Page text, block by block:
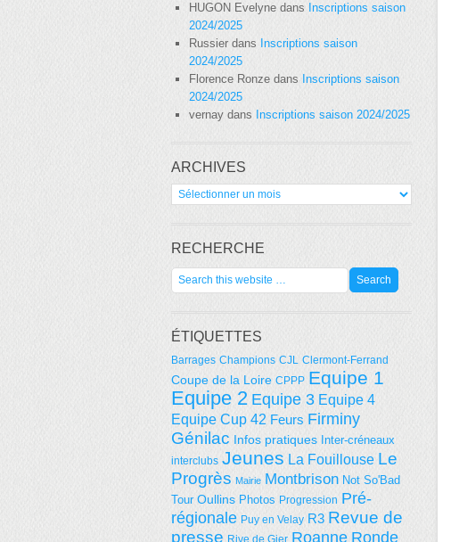
HUGON Evelyne dans
Inscriptions saison
2024/2025
Russier dans Inscriptions saison
2024/2025
Florence Ronze dans Inscriptions saison
2024/2025
vernay dans Inscriptions saison 2024/2025
ARCHIVES
Archives
RECHERCHE
ÉTIQUETTES
Barrages Champions CJL Clermont-Ferrand
Coupe de la Loire CPPP Equipe 1
Equipe 2 Equipe 3 Equipe 4
Equipe Cup 42 Feurs Firminy
Génilac Infos pratiques Inter-créneaux
interclubs Jeunes La Fouillouse Le
Progrès Mairie Montbrison Not So'Bad
Tour Oullins Photos Progression Pré-
régionale Puy en Velay R3 Revue de
presse Rive de Gier Roanne Ronde